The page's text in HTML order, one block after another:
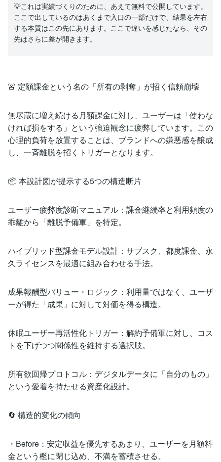
💡これは実績づくりのために、あえて無料で公開しています。
ここで出しているのはあくまで入口の一部だけで、結果を左右
する本質はこの先にあります。ここで違いを感じたなら、その
先はさらに差が開きます。
🚨 定額課金という名の「所有の剥奪」が招く信頼崩壊
無尽蔵に増え続ける月額課金に対し、ユーザーは「使わな
ければ損をする」という強迫観念に疲弊しています。この
心理的負荷を放置することは、ブランドへの嫌悪感を醸成
し、一斉離脱を招くトリガーとなります。
📦 本設計図が提示する5つの構造断片
ユーザー疲弊度診断マニュアル：課金継続率と利用頻度の
乖離から「離脱予備軍」を特定。
ハイブリッド型課金モデル設計：サブスク、都度課金、永
久ライセンスを最適に組み合わせる手法。
成果報酬型バリュー・ロジック：利用量ではなく、ユーザ
ーが得た「成果」に対して対価を得る構造。
休眠ユーザー再活性化トリガー：解約予備軍に対し、コス
トを下げつつ関係性を維持する選択肢。
所有欲回帰プロトコル：デジタルデータに「自分のもの」
という愛着を持たせる資産化設計。
🔄 構造的変化の傾向
・Before：安定収益を優先するあまり、ユーザーを月額料
金という檻に閉じ込め、不満を蓄積させる。